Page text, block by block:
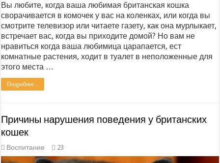
Вы любите, когда ваша любимая британская кошка
сворачивается в комочек у вас на коленках, или когда вы
смотрите телевизор или читаете газету, как она мурлыкает,
встречает вас, когда вы приходите домой? Но вам не
нравиться когда ваша любимица царапается, ест
комнатные растения, ходит в туалет в неположенные для
этого места …
Подробнее...
Причины нарушения поведения у британских
кошек
Воспитание 23